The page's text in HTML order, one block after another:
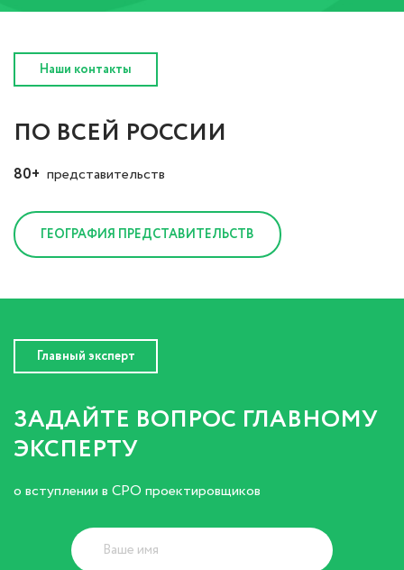
Наши контакты
ПО ВСЕЙ РОССИИ
80+ представительств
ГЕОГРАФИЯ ПРЕДСТАВИТЕЛЬСТВ
Главный эксперт
ЗАДАЙТЕ ВОПРОС ГЛАВНОМУ
ЭКСПЕРТУ
о вступлении в СРО проектировщиков